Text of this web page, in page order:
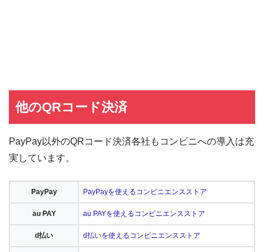
他のQRコード決済
PayPay以外のQRコード決済各社もコンビニへの導入は充
実しています。
PayPay PayPayを使えるコンビニエンスストア
au PAY au PAYを使えるコンビニエンスストア
d払い d払いを使えるコンビニエンスストア